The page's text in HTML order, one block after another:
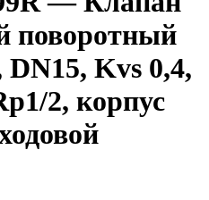
поворотный
Kvs 0,4,
2, корпус